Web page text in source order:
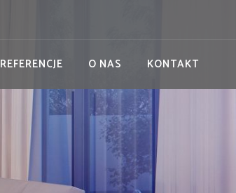
REFERENCJE O NAS KONTAKT